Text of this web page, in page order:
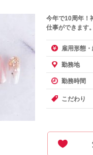
今年で10周年！
仕事ができます。
雇用形態
勤務地
勤務時間
こだわり